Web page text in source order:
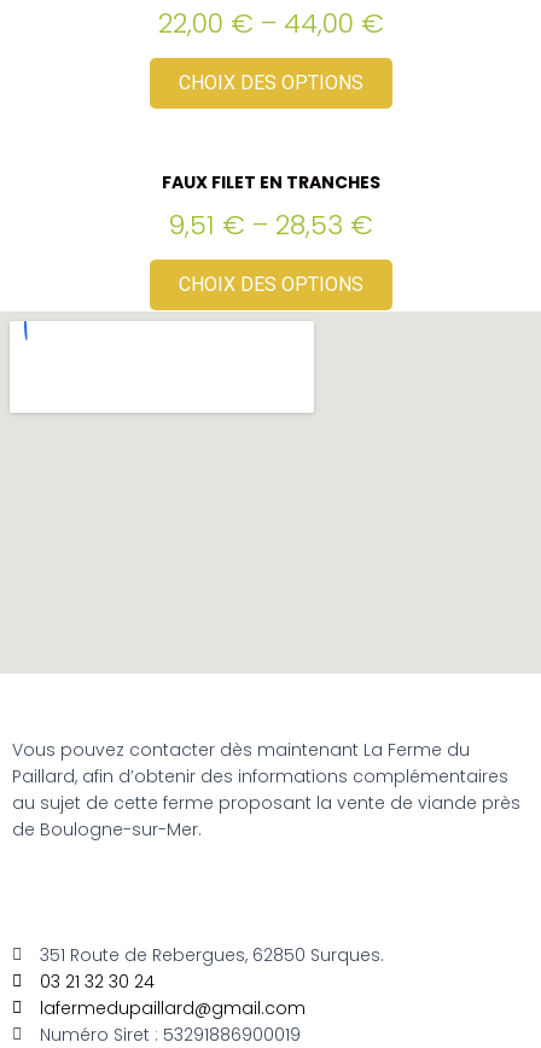
22,00 € – 44,00 €
CHOIX DES OPTIONS
FAUX FILET EN TRANCHES
9,51 € – 28,53 €
CHOIX DES OPTIONS
Vous pouvez contacter dès maintenant La Ferme du
Paillard, afin d’obtenir des informations complémentaires
au sujet de cette ferme proposant la vente de viande près
de Boulogne-sur-Mer.
351 Route de Rebergues, 62850 Surques.
03 21 32 30 24
lafermedupaillard@gmail.com
Numéro Siret : 53291886900019